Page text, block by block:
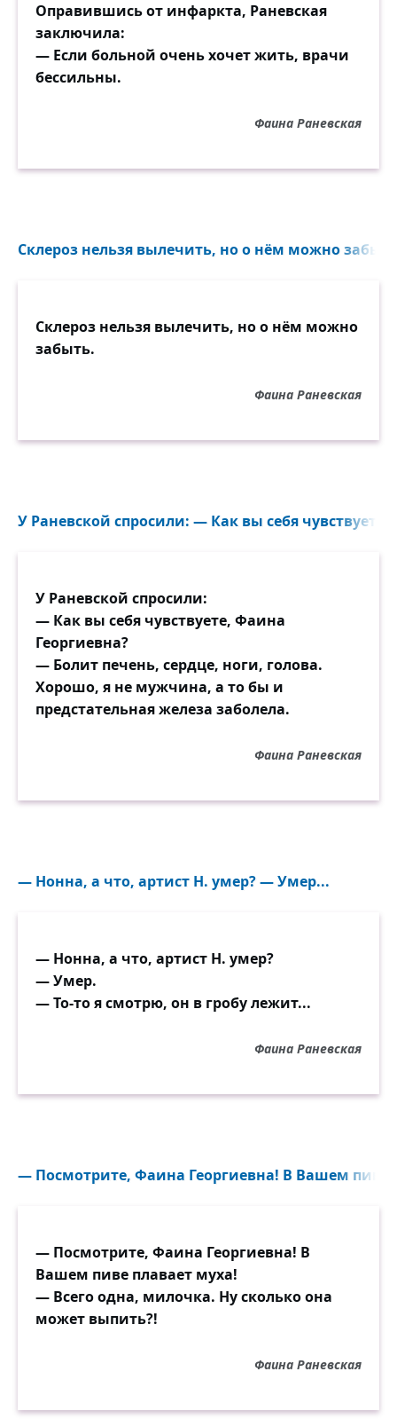
Оправившись от инфаркта, Раневская
заключила:
— Если больной очень хочет жить, врачи
бессильны.
Фаина Раневская
Склероз нельзя вылечить, но о нём можно
Склероз нельзя вылечить, но о нём можно
забыть.
Фаина Раневская
У Раневской спросили: — Как вы себя
У Раневской спросили:
— Как вы себя чувствуете, Фаина
Георгиевна?
— Болит печень, сердце, ноги, голова.
Хорошо, я не мужчина, а то бы и
предстательная железа заболела.
Фаина Раневская
— Нонна, а что, артист Н. умер? — Умер...
— Нонна, а что, артист Н. умер?
— Умер.
— То-то я смотрю, он в гробу лежит...
Фаина Раневская
— Посмотрите, Фаина Георгиевна! В Вашем пиве
— Посмотрите, Фаина Георгиевна! В
Вашем пиве плавает муха!
— Всего одна, милочка. Ну сколько она
может выпить?!
Фаина Раневская